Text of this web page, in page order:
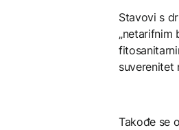
Stavovi s
„netarifnim
suverenitet
Takođe se